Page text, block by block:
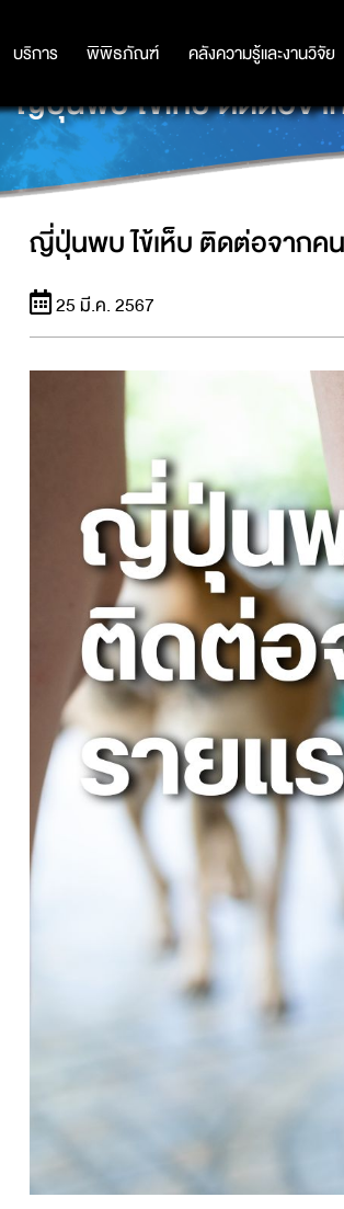
บริการ พิพิธภัณฑ์ คลังความรู้และงานวิจัย
บริการ พิพิธภัณฑ์ คลังความรู้และงานวิจัย
ญี่ปุ่นพบ ไข้เห็บ ติดต่อจา
ญี่ปุ่นพบ ไข้เห็บ ติดต่อจากค
25 มี.ค. 2567